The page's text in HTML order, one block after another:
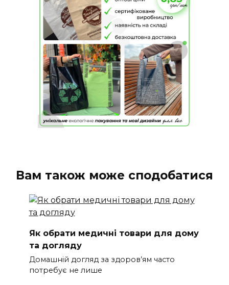
Вам також може сподобатися
Як обрати медичні товари для дому
та догляду
Домашній догляд за здоров’ям часто
потребує не лише